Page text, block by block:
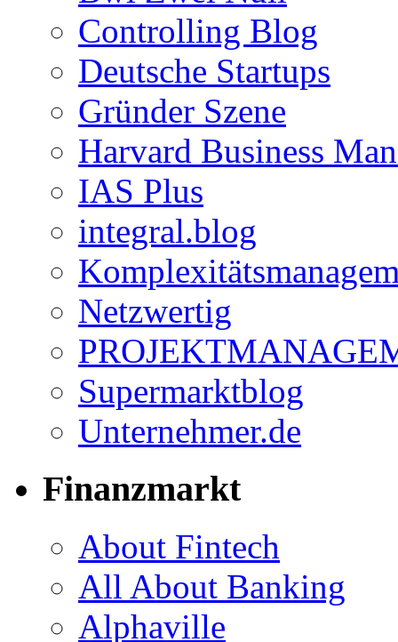
Controlling Blog
Deutsche Startups
Gründer Szene
Harvard Business
IAS Plus
integral.blog
Netzwertig
Supermarktblog
Unternehmer.de
Finanzmarkt
About Fintech
All About Banking
Alphaville